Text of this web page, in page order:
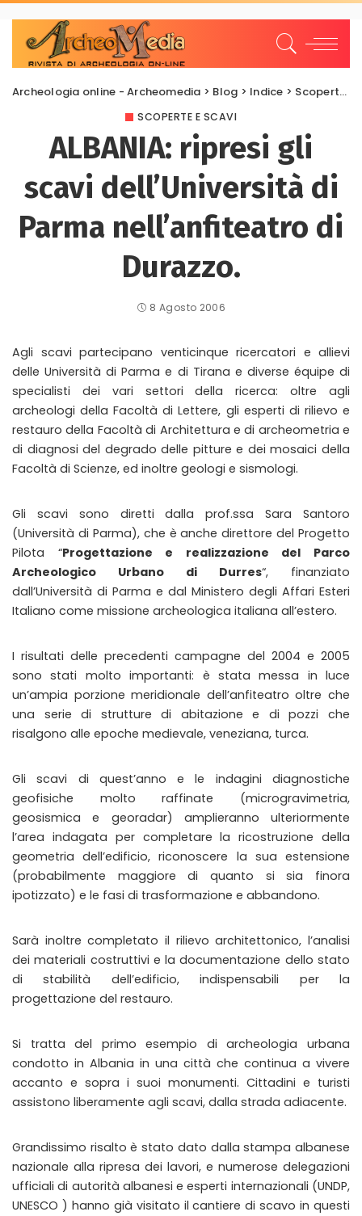
Archeologia online - Archeomedia > Blog > Indice > Scoperte e scavi
SCOPERTE E SCAVI
ALBANIA: ripresi gli
scavi dell’Università di
Parma nell’anfiteatro di
Durazzo.
8 Agosto 2006
Agli scavi partecipano venticinque ricercatori e allievi
delle Università di Parma e di Tirana e diverse équipe di
specialisti dei vari settori della ricerca: oltre agli
archeologi della Facoltà di Lettere, gli esperti di rilievo e
restauro della Facoltà di Architettura e di archeometria e
di diagnosi del degrado delle pitture e dei mosaici della
Facoltà di Scienze, ed inoltre geologi e sismologi.
Gli scavi sono diretti dalla prof.ssa Sara Santoro
(Università di Parma), che è anche direttore del Progetto
Pilota “Progettazione e realizzazione del Parco
Archeologico Urbano di Durres“, finanziato
dall’Università di Parma e dal Ministero degli Affari Esteri
Italiano come missione archeologica italiana all’estero.
I risultati delle precedenti campagne del 2004 e 2005
sono stati molto importanti: è stata messa in luce
un’ampia porzione meridionale dell’anfiteatro oltre che
una serie di strutture di abitazione e di pozzi che
risalgono alle epoche medievale, veneziana, turca.
Gli scavi di quest’anno e le indagini diagnostiche
geofisiche molto raffinate (microgravimetria,
geosismica e georadar) amplieranno ulteriormente
l’area indagata per completare la ricostruzione della
geometria dell’edificio, riconoscere la sua estensione
(probabilmente maggiore di quanto si sia finora
ipotizzato) e le fasi di trasformazione e abbandono.
Sarà inoltre completato il rilievo architettonico, l’analisi
dei materiali costruttivi e la documentazione dello stato
di stabilità dell’edificio, indispensabili per la
progettazione del restauro.
Si tratta del primo esempio di archeologia urbana
condotto in Albania in una città che continua a vivere
accanto e sopra i suoi monumenti. Cittadini e turisti
assistono liberamente agli scavi, dalla strada adiacente.
Grandissimo risalto è stato dato dalla stampa albanese
nazionale alla ripresa dei lavori, e numerose delegazioni
ufficiali di autorità albanesi e esperti internazionali (UNDP,
UNESCO ) hanno già visitato il cantiere di scavo in questi